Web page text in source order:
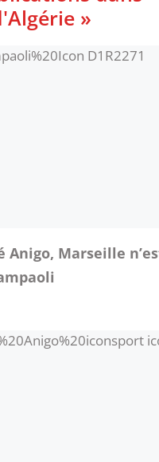
»
Anigo, Marseille